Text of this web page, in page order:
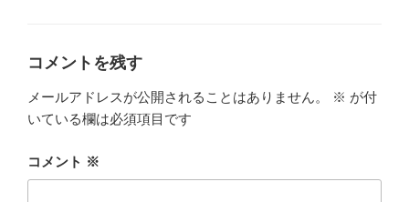
コメントを残す
メールアドレスが公開されることはありません。 ※ が付
いている欄は必須項目です
コメント ※